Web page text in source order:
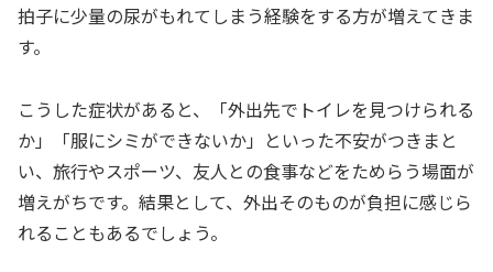
拍子に少量の尿がもれてしまう経験をする方が増えてきま
す。
こうした症状があると、「外出先でトイレを見つけられる
か」「服にシミができないか」といった不安がつきまと
い、旅行やスポーツ、友人との食事などをためらう場面が
増えがちです。結果として、外出そのものが負担に感じら
れることもあるでしょう。